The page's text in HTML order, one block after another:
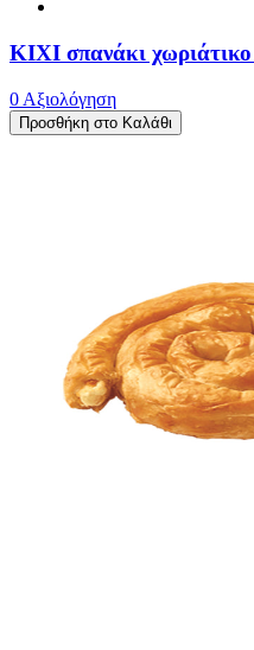
ΚΙΧΙ σπανάκι
0 Αξιολόγηση
Προσθήκη στο Καλάθι